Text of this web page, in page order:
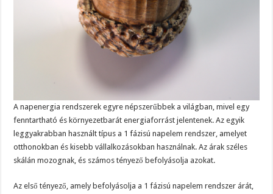
A napenergia rendszerek egyre népszerűbbek a világban, mivel egy
fenntartható és környezetbarát energiaforrást jelentenek. Az egyik
leggyakrabban használt típus a 1 fázisú napelem rendszer, amelyet
otthonokban és kisebb vállalkozásokban használnak. Az árak széles
skálán mozognak, és számos tényező befolyásolja azokat.
Az első tényező, amely befolyásolja a 1 fázisú napelem rendszer árát,